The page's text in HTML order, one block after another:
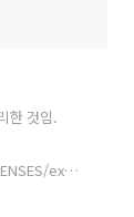
한 것임.
exceptions/
Application